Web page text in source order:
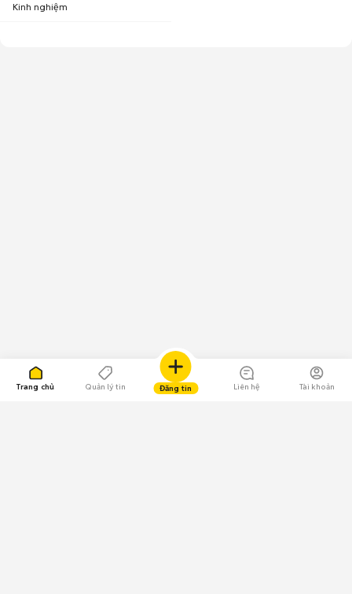
Trang chủ Quản lý tin Đăng tin Liên hệ Tài khoản
Kinh nghiệm